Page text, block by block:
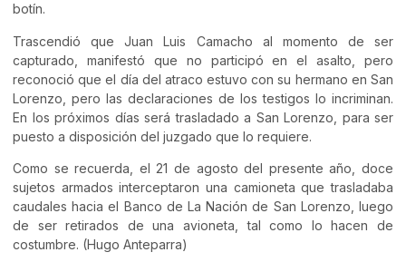
botín.
Trascendió que Juan Luis Camacho al momento de ser
capturado, manifestó que no participó en el asalto, pero
reconoció que el día del atraco estuvo con su hermano en San
Lorenzo, pero las declaraciones de los testigos lo incriminan.
En los próximos días será trasladado a San Lorenzo, para ser
puesto a disposición del juzgado que lo requiere.
Como se recuerda, el 21 de agosto del presente año, doce
sujetos armados interceptaron una camioneta que trasladaba
caudales hacia el Banco de La Nación de San Lorenzo, luego
de ser retirados de una avioneta, tal como lo hacen de
costumbre. (Hugo Anteparra)